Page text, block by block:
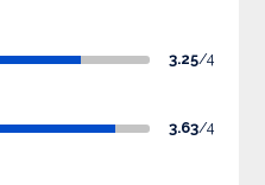
3.25/4
3.63/4